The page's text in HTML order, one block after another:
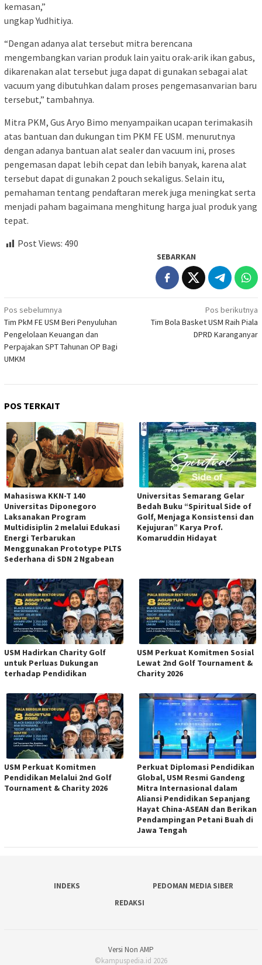
kemasan,”
ungkap Yudhitiya.
“Dengan adanya alat tersebut mitra berencana
mengembangkan varian produk lain yaitu orak-arik ikan gabus,
dikarenakan alat tersebut juga dapat di gunakan sebagai alat
vacuum yang dibutuhkan dalam proses pengemasanvarian baru
tersebut,” tambahnya.
Mitra PKM, Gus Aryo Bimo menyampaikan ucapan terimakasih
atas bantuan dan dukungan tim PKM FE USM. menurutnya
dengan adanya bantuan alat sealer dan vacuum ini, proses
pengemasan dapat lebih cepat dan lebih banyak, karena alat
tersebut dapat di gunakan 2 pouch sekaligus. Selain itu,
pemahaman tentang pendaftaran merek juga meningkat serta
menjadi paham bagaimana menghitung harga jual produk yang
tepat.
Post Views: 490
SEBARKAN
Navigasi
pos
Pos sebelumnya
Tim PkM FE USM Beri Penyuluhan
Pengelolaan Keuangan dan
Perpajakan SPT Tahunan OP Bagi
UMKM
Pos berikutnya
Tim Bola Basket USM Raih Piala
DPRD Karanganyar
POS TERKAIT
Mahasiswa KKN-T 140
Universitas Diponegoro
Laksanakan Program
Multidisiplin 2 melalui Edukasi
Energi Terbarukan
Menggunakan Prototype PLTS
Sederhana di SDN 2 Ngabean
Universitas Semarang Gelar
Bedah Buku “Spiritual Side of
Golf, Menjaga Konsistensi dan
Kejujuran” Karya Prof.
Komaruddin Hidayat
USM Hadirkan Charity Golf
untuk Perluas Dukungan
terhadap Pendidikan
USM Perkuat Komitmen Sosial
Lewat 2nd Golf Tournament &
Charity 2026
USM Perkuat Komitmen
Pendidikan Melalui 2nd Golf
Tournament & Charity 2026
Perkuat Diplomasi Pendidikan
Global, USM Resmi Gandeng
Mitra Internasional dalam
Aliansi Pendidikan Sepanjang
Hayat China-ASEAN dan Berikan
Pendampingan Petani Buah di
Jawa Tengah
INDEKS
PEDOMAN MEDIA SIBER
REDAKSI
Versi Non AMP
©kampuspedia.id 2026